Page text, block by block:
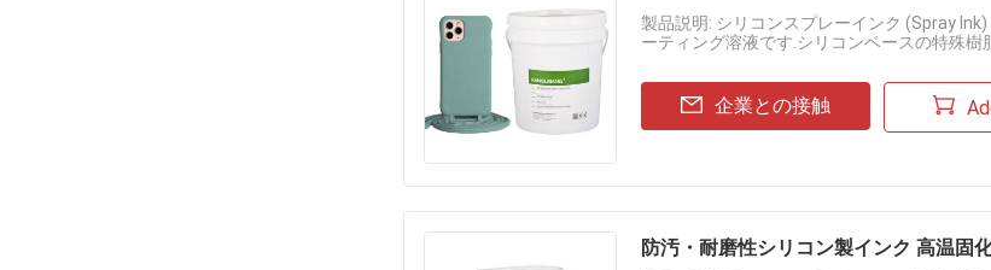
製品説明: シリコンスプレーインク (Spray
ーティング溶液です.シリコンベースの特殊樹
企業との接触
防汚・耐磨性シリコン製インク 高温固